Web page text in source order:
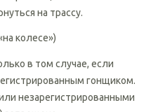
преимуществ перед
гонщик
на трассу.
колесе»)
в том случае, если
гонщиком.